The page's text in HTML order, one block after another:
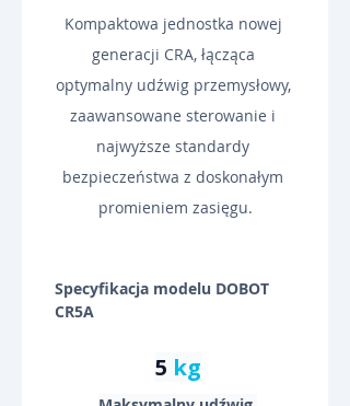
Kompaktowa jednostka nowej
generacji CRA, łącząca
optymalny udźwig przemysłowy,
zaawansowane sterowanie i
najwyższe standardy
bezpieczeństwa z doskonałym
promieniem zasięgu.
Specyfikacja modelu DOBOT
CR5A
5 kg